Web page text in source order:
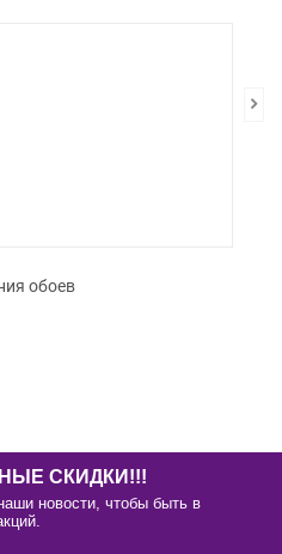
обоев
СКИДКИ!!!
новости, чтобы быть в